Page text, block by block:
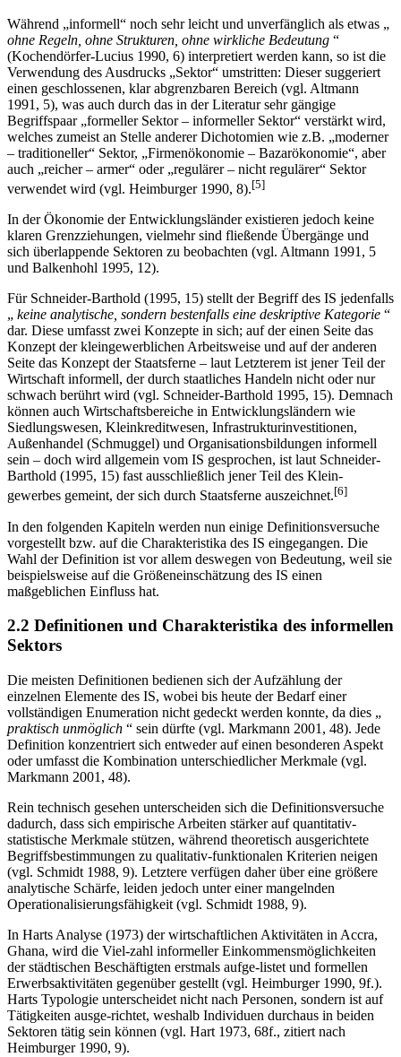
Während „informell“ noch sehr leicht und unverfänglich als etwas „
ohne Regeln, ohne Strukturen, ohne wirkliche Bedeutung “
(Kochendörfer-Lucius 1990, 6) interpretiert werden kann, so ist die
Verwendung des Ausdrucks „Sektor“ umstritten: Dieser suggeriert
einen geschlossenen, klar abgrenzbaren Bereich (vgl. Altmann
1991, 5), was auch durch das in der Literatur sehr gängige
Begriffspaar „formeller Sektor – informeller Sektor“ verstärkt wird,
welches zumeist an Stelle anderer Dichotomien wie z.B. „moderner
– traditioneller“ Sektor, „Firmenökonomie – Bazarökonomie“, aber
auch „reicher – armer“ oder „regulärer – nicht regulärer“ Sektor
verwendet wird (vgl. Heimburger 1990, 8).[5]
In der Ökonomie der Entwicklungsländer existieren jedoch keine
klaren Grenzziehungen, vielmehr sind fließende Übergänge und
sich überlappende Sektoren zu beobachten (vgl. Altmann 1991, 5
und Balkenhohl 1995, 12).
Für Schneider-Barthold (1995, 15) stellt der Begriff des IS jedenfalls
„ keine analytische, sondern bestenfalls eine deskriptive Kategorie “
dar. Diese umfasst zwei Konzepte in sich; auf der einen Seite das
Konzept der kleingewerblichen Arbeitsweise und auf der anderen
Seite das Konzept der Staatsferne – laut Letzterem ist jener Teil der
Wirtschaft informell, der durch staatliches Handeln nicht oder nur
schwach berührt wird (vgl. Schneider-Barthold 1995, 15). Demnach
können auch Wirtschaftsbereiche in Entwicklungsländern wie
Siedlungswesen, Kleinkreditwesen, Infrastrukturinvestitionen,
Außenhandel (Schmuggel) und Organisationsbildungen informell
sein – doch wird allgemein vom IS gesprochen, ist laut Schneider-
Barthold (1995, 15) fast ausschließlich jener Teil des Klein-
gewerbes gemeint, der sich durch Staatsferne auszeichnet.[6]
In den folgenden Kapiteln werden nun einige Definitionsversuche
vorgestellt bzw. auf die Charakteristika des IS eingegangen. Die
Wahl der Definition ist vor allem deswegen von Bedeutung, weil sie
beispielsweise auf die Größeneinschätzung des IS einen
maßgeblichen Einfluss hat.
2.2 Definitionen und Charakteristika des informellen
Sektors
Die meisten Definitionen bedienen sich der Aufzählung der
einzelnen Elemente des IS, wobei bis heute der Bedarf einer
vollständigen Enumeration nicht gedeckt werden konnte, da dies „
praktisch unmöglich “ sein dürfte (vgl. Markmann 2001, 48). Jede
Definition konzentriert sich entweder auf einen besonderen Aspekt
oder umfasst die Kombination unterschiedlicher Merkmale (vgl.
Markmann 2001, 48).
Rein technisch gesehen unterscheiden sich die Definitionsversuche
dadurch, dass sich empirische Arbeiten stärker auf quantitativ-
statistische Merkmale stützen, während theoretisch ausgerichtete
Begriffsbestimmungen zu qualitativ-funktionalen Kriterien neigen
(vgl. Schmidt 1988, 9). Letztere verfügen daher über eine größere
analytische Schärfe, leiden jedoch unter einer mangelnden
Operationalisierungsfähigkeit (vgl. Schmidt 1988, 9).
In Harts Analyse (1973) der wirtschaftlichen Aktivitäten in Accra,
Ghana, wird die Viel-zahl informeller Einkommensmöglichkeiten
der städtischen Beschäftigten erstmals aufge-listet und formellen
Erwerbsaktivitäten gegenüber gestellt (vgl. Heimburger 1990, 9f.).
Harts Typologie unterscheidet nicht nach Personen, sondern ist auf
Tätigkeiten ausge-richtet, weshalb Individuen durchaus in beiden
Sektoren tätig sein können (vgl. Hart 1973, 68f., zitiert nach
Heimburger 1990, 9).